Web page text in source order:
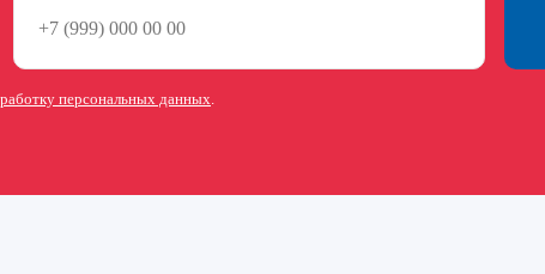
персональных данных.